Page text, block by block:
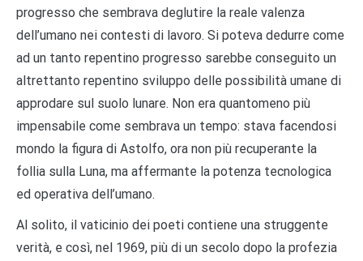
progresso che sembrava deglutire la reale valenza
dell’umano nei contesti di lavoro. Si poteva dedurre come
ad un tanto repentino progresso sarebbe conseguito un
altrettanto repentino sviluppo delle possibilità umane di
approdare sul suolo lunare. Non era quantomeno più
impensabile come sembrava un tempo: stava facendosi
mondo la figura di Astolfo, ora non più recuperante la
follia sulla Luna, ma affermante la potenza tecnologica
ed operativa dell’umano.
Al solito, il vaticinio dei poeti contiene una struggente
verità, e così, nel 1969, più di un secolo dopo la profezia